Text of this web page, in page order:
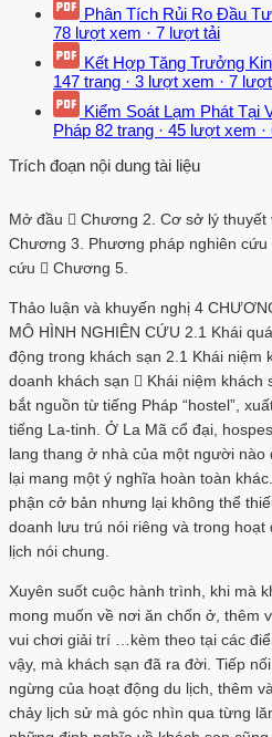
Phân Tích Rủi Ro Đầu
78 lượt xem · 7 lượt tải
Kết Hợp Tăng Trưởng
147 trang · 3 lượt xem · 7
Kiểm Soát Lạm Phát Tại
Pháp 82 trang · 45 lượt xem ·
Trích đoạn nội dung tài liệu
Mở đầu  Chương 2. Cơ sở lý
Chương 3. Phương pháp nghiên
cứu  Chương 5.
Thảo luận và khuyến nghị 4
MÔ HÌNH NGHIÊN CỨU 2.1 Khái
động trong khách sạn 2.1 Khái niệm
doanh khách sạn  Khái niệm khách
bắt nguồn từ tiếng Pháp “hostel”,
tiếng La-tinh. Ở La Mã cổ đại,
lang thang ở nhà của một người nào
lại mang một ý nghĩa hoàn toàn
phận cở bản nhưng lại không thể
doanh lưu trú nói riêng và trong hoạt
lịch nói chung.
Xuyên suốt cuộc hành trình, khi mà
mong muốn về nơi ăn chốn ở, thêm
vui chơi giải trí …kèm theo tại các
vậy, mà khách sạn đã ra đời. Tiếp
ngừng của hoạt động du lịch, thêm
chảy lịch sử mà góc nhìn qua từng